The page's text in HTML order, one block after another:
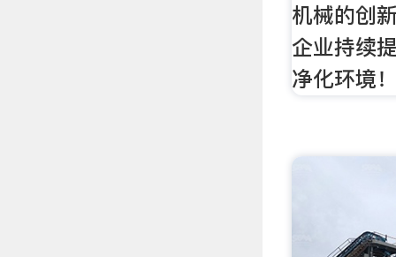
机械的创
企业持续
净化环境